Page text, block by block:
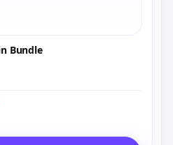
Bundle